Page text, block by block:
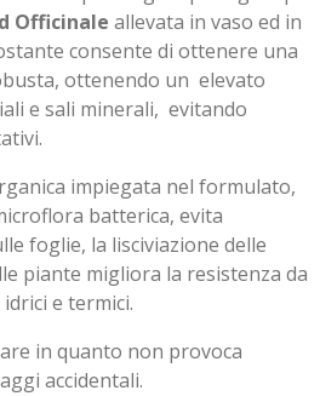
Officinale allevata in vaso ed in
consente di ottenere una
ottenendo un elevato
e sali minerali, evitando
impiegata nel formulato,
batterica, evita
foglie, la lisciviazione delle
piante migliora la resistenza da
e termici.
in quanto non provoca
accidentali.